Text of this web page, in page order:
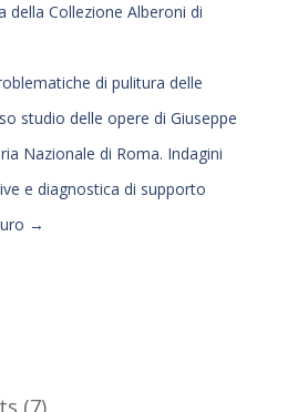
della Collezione Alberoni di
di pulitura delle
studio delle opere di Giuseppe
Nazionale di Roma. Indagini
e diagnostica di supporto
→